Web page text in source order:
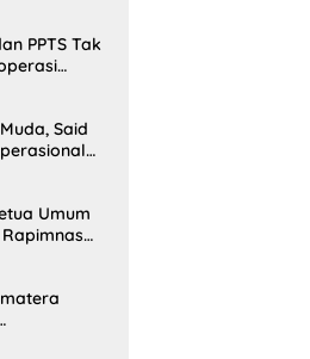
PPTS Tak
Said
Umum
Rapimnas